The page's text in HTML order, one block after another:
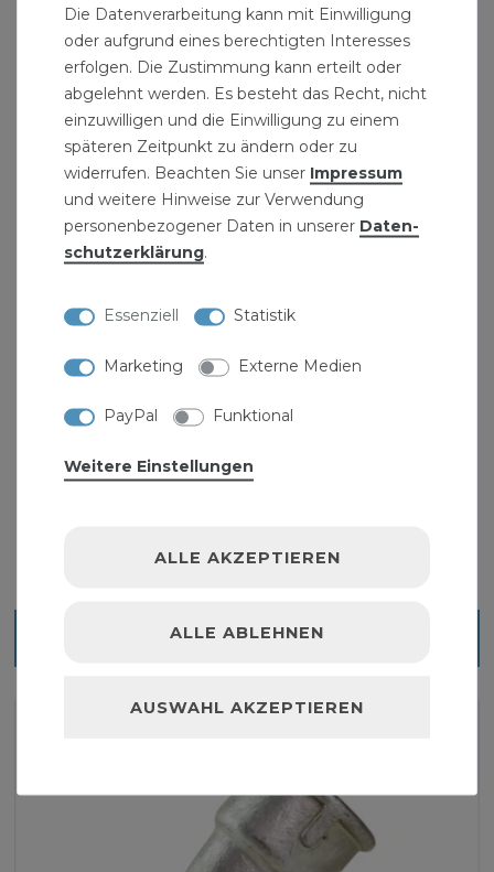
Norm: ISO D4
Material: Temperguss
Nennweite: DN25
Lieferumfang: Rohr Bogen lang 1 Zoll 45° IG/AG
DN25 Temperguss Fitting
" >Gewindedichtungs-Set empfehlen. Zur
Befestigung an der Wand verwenden Sie unsere
Rohrschellen Des weiteren können wir Ihnen
unsereRohrisolierung anbieten, um eine
optimale und umweltgerechte Isolierung
gewährleisten zu können.
" >Sortiment
Ähnliche Artikel
Die Datenverarbeitung kann mit Einwilligung
oder aufgrund eines berechtigten Interesses
erfolgen. Die Zustimmung kann erteilt oder
abgelehnt werden. Es besteht das Recht, nicht
einzuwilligen und die Einwilligung zu einem
späteren Zeitpunkt zu ändern oder zu
widerrufen. Beachten Sie unser Impressum
und weitere Hinweise zur Verwendung
personenbezogener Daten in unserer Daten­
schutz­erklärung.
Essenziell Statistik
Marketing Externe Medien
PayPal Funktional
Weitere Einstellungen
ALLE AKZEPTIEREN
ALLE ABLEHNEN
AUSWAHL AKZEPTIEREN